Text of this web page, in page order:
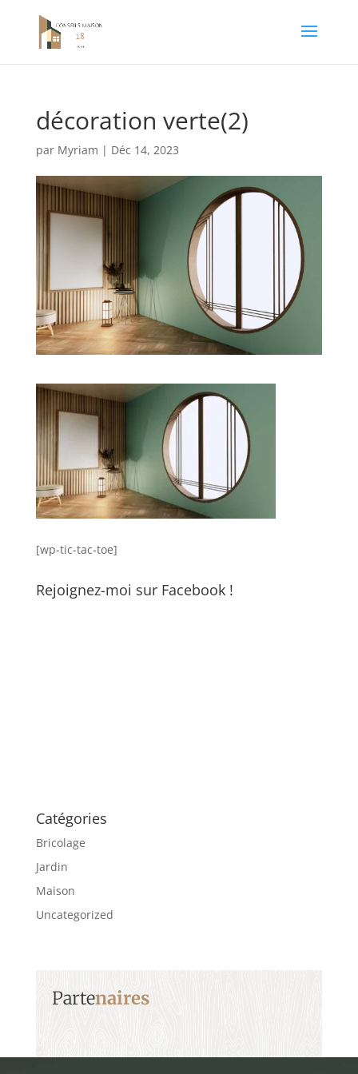
décoration verte(2)
par Myriam | Déc 14, 2023
[wp-tic-tac-toe]
Rejoignez-moi sur Facebook !
Catégories
Bricolage
Jardin
Maison
Uncategorized
Partenaires